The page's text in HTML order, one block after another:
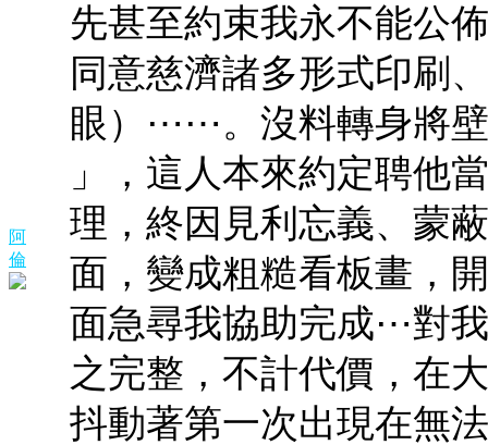
阿
倫
先甚至約束我永不能公
同意慈濟諸多形式印刷
眼）⋯⋯。沒料轉身將
」，這人本來約定聘他
理，終因見利忘義、蒙
面，變成粗糙看板畫，
面急尋我協助完成⋯對
之完整，不計代價，在
抖動著第一次出現在無